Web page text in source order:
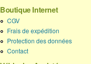
Boutique Internet
CGV
Frais de expédition
Protection des données
Contact